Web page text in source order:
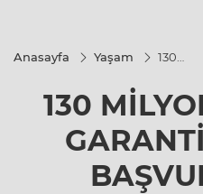
Anasayfa Yaşam
130
BU İŞE
YOK
130